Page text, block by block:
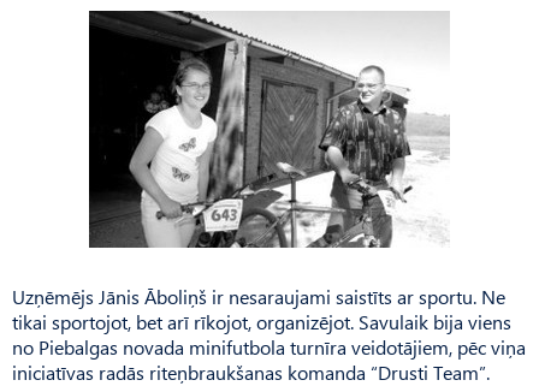
Uzņēmējs Jānis Āboliņš ir nesaraujami saistīts ar sportu. Ne
tikai sportojot, bet arī rīkojot, organizējot. Savulaik bija viens
no Piebalgas novada minifutbola turnīra veidotājiem, pēc viņa
iniciatīvas radās riteņbraukšanas komanda “Drusti Team”.